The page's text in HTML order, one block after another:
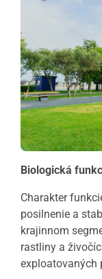
Biologická
Charakter
posilnenie a
krajinnom
rastliny a
exploatovaných